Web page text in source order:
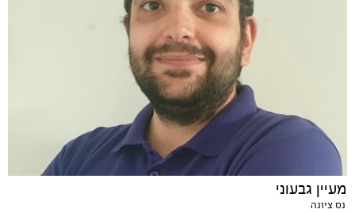
מעיין גבעוני
נס ציונה